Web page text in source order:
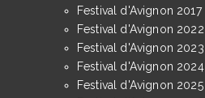
Festival d'Avignon 2017
Festival d'Avignon 2022
Festival d'Avignon 2023
Festival d'Avignon 2024
Festival d'Avignon 2025